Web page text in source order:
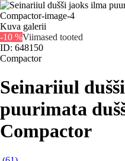
Kuva galerii
-10 %Viimased tooted
ID: 648150
Compactor
Seinariiul
puurimata
Compactor